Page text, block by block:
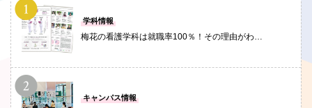
学科情報
梅花の看護学科は就職率100％！その理由がわ…
キャンパス情報